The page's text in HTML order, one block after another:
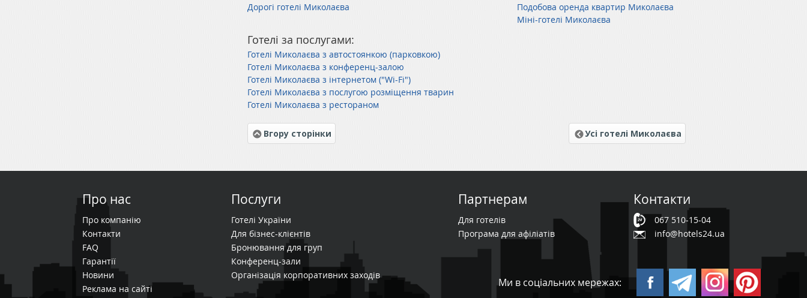
Дорогі готелі Миколаєва
Подобова оренда квартир Миколаєва
Міні-готелі Миколаєва
Готелі за послугами:
Готелі Миколаєва з автостоянкою (парковкою)
Готелі Миколаєва з конференц-залою
Готелі Миколаєва з інтернетом ("Wi-Fi")
Готелі Миколаєва з послугою розміщення тварин
Готелі Миколаєва з рестораном
Вгору сторінки Усі готелі Миколаєва
Про нас
Про компанію
Контакти
FAQ
Гарантії
Новини
Реклама на сайті
Послуги
Готелі України
Для бізнес-клієнтів
Бронювання для груп
Конференц-зали
Організація корпоративних заходів
Партнерам
Для готелів
Програма для афіліатів
Контакти
067 510-15-04
info@hotels24.ua
Ми в соціальних мережах: